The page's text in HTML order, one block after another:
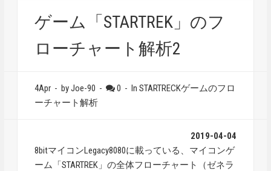
ゲーム「STARTREK」のフ
ローチャート解析2
4Apr - by Joe-90 - 0 - InSTARTRECKゲームのフロ
ーチャート解析
2019-04-04
8bitマイコンLegacy8080に載っている、マイコンゲ
ーム「STARTREK」の全体フローチャート（ゼネラ